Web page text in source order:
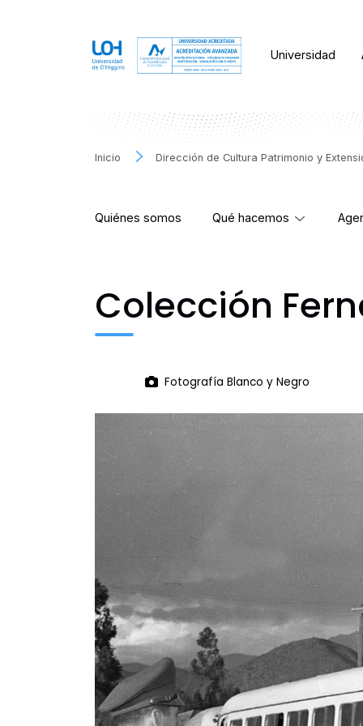
Universidad
Inicio Dirección de Cultura Patrimonio y
Quiénes somos Qué hacemos
Colección
Fotografía Blanco y Negro